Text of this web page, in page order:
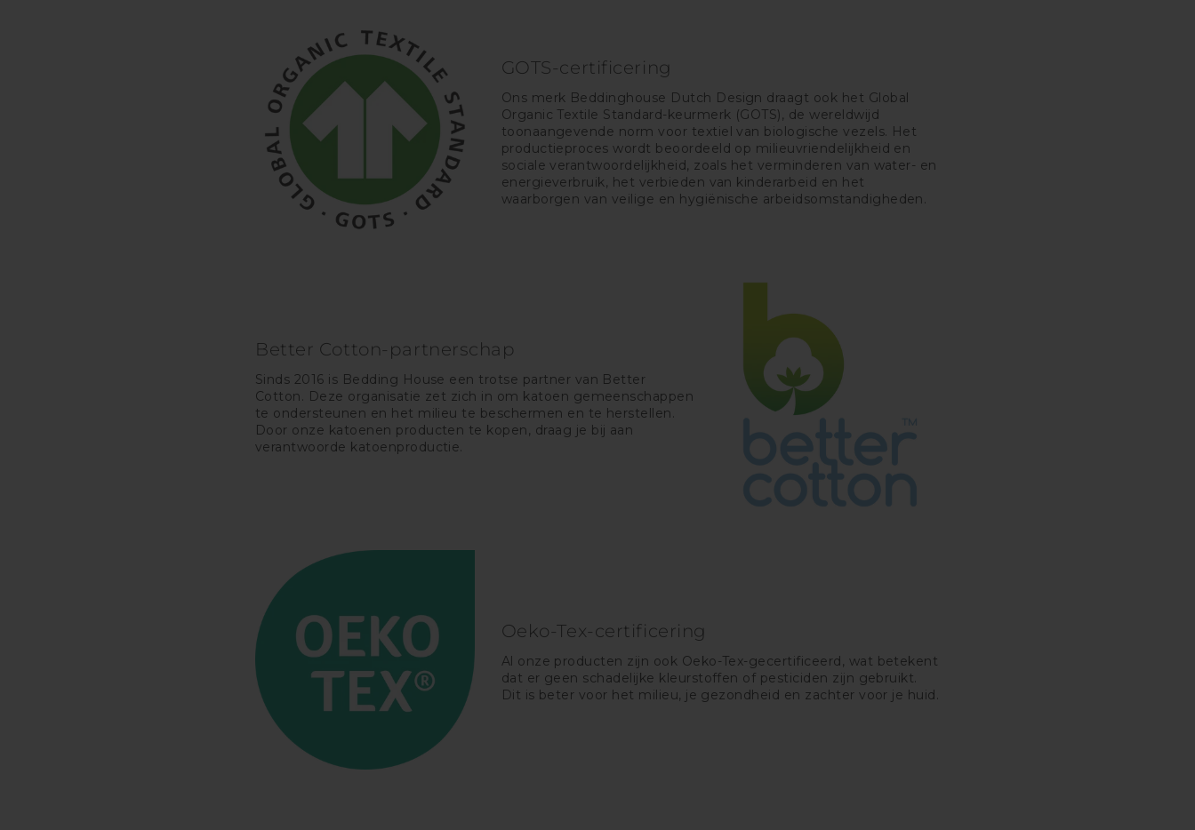
GOTS-certificering
Ons merk Beddinghouse Dutch Design draagt ook het Global
Organic Textile Standard-keurmerk (GOTS), de wereldwijd
toonaangevende norm voor textiel van biologische vezels. Het
productieproces wordt beoordeeld op milieuvriendelijkheid en
sociale verantwoordelijkheid, zoals het verminderen van water- en
energieverbruik, het verbieden van kinderarbeid en het
waarborgen van veilige en hygiënische arbeidsomstandigheden.
Better Cotton-partnerschap
Sinds 2016 is Bedding House een trotse partner van Better
Cotton. Deze organisatie zet zich in om katoen gemeenschappen
te ondersteunen en het milieu te beschermen en te herstellen.
Door onze katoenen producten te kopen, draag je bij aan
verantwoorde katoenproductie.
Oeko-Tex-certificering
Al onze producten zijn ook Oeko-Tex-gecertificeerd, wat betekent
dat er geen schadelijke kleurstoffen of pesticiden zijn gebruikt.
Dit is beter voor het milieu, je gezondheid en zachter voor je huid.